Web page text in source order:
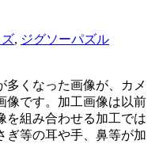
, ジグソーパズル
多くなった画像が、カメ
像です。加工画像は以前
を組み合わせる加工では
ぎ等の耳や手、鼻等が加